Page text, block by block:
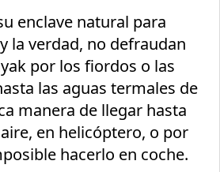
enclave natural para
la verdad, no defraudan
por los fiordos o las
las aguas termales de
manera de llegar hasta
en helicóptero, o por
hacerlo en coche.